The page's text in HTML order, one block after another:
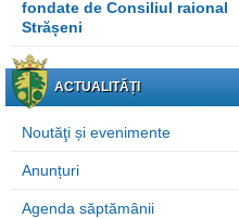
fondate de Consiliul raional
Strășeni
ACTUALITĂȚI
Noutăţi și evenimente
Anunțuri
Agenda săptămânii